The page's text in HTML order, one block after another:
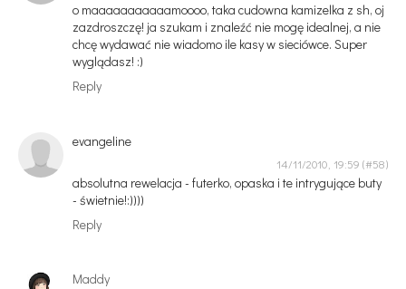
o maaaaaaaaaaamoooo, taka cudowna kamizelka z sh, oj
zazdroszczę! ja szukam i znaleźć nie mogę idealnej, a nie
chcę wydawać nie wiadomo ile kasy w sieciówce. Super
wyglądasz! :)
Reply
evangeline
14/11/2010, 19:59
absolutna rewelacja - futerko, opaska i te intrygujące buty
- świetnie!:))))
Reply
Maddy